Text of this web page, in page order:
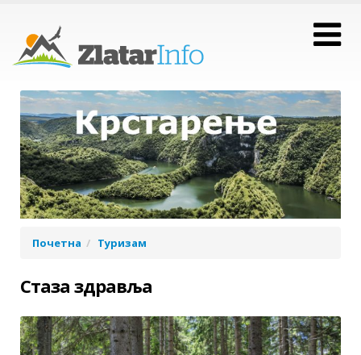
Почетна Туризам
Стаза здравља